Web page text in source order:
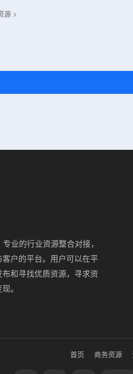
源 >
业的行业资源整合对接，
户的平台。用户可以在平
和寻找优质资源，寻求资
。
首页 商务资源